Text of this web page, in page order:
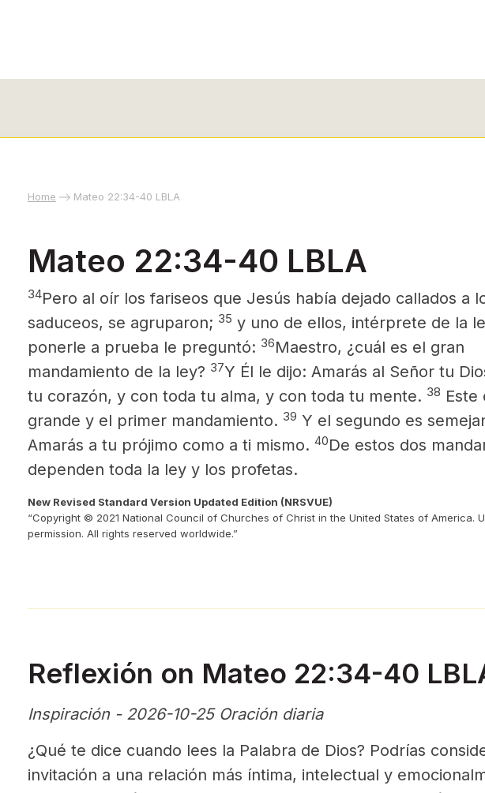
Home Mateo 22:34-40 LBLA
Mateo 22:34-40 LBLA
34Pero al oír los fariseos que Jesús había dejado callados a
saduceos, se agruparon; 35 y uno de ellos, intérprete de la
ponerle a prueba le preguntó: 36Maestro, ¿cuál es el gran
mandamiento de la ley? 37Y Él le dijo: Amarás al Señor tu
tu corazón, y con toda tu alma, y con toda tu mente. 38 Este
grande y el primer mandamiento. 39 Y el segundo es
Amarás a tu prójimo como a ti mismo. 40De estos dos
dependen toda la ley y los profetas.
New Revised Standard Version Updated Edition (NRSVUE)
“Copyright © 2021 National Council of Churches of Christ in the United States of America.
permission. All rights reserved worldwide.”
Reflexión on Mateo 22:34-40
Inspiración - 2026-10-25 Oración diaria
¿Qué te dice cuando lees la Palabra de Dios? Podrías
invitación a una relación más íntima, intelectual y